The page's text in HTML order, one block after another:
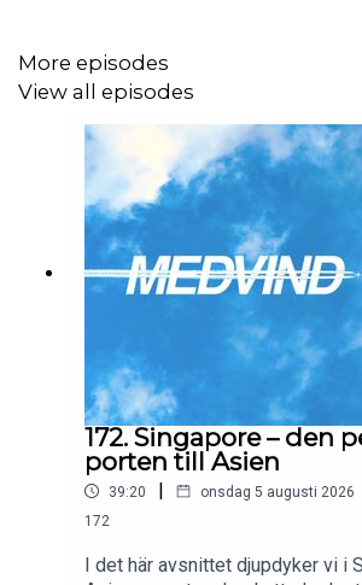
More episodes
View all episodes
172. Singapore – den
porten till Asien
39:20 | onsdag 5 augusti 2026
172
I det här avsnittet djupdyker vi i